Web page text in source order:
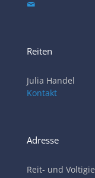
Reiten
Julia Handel
Kontakt
Adresse
Reit- und